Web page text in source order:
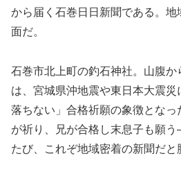
から届く石巻日日新聞である。
面だ。
石巻市北上町の釣石神社。山腹か
は、宮城県沖地震や東日本大震
落ちない」合格祈願の象徴とな
が祈り、兄が合格し末息子も願
たび、これぞ地域密着の新聞だと